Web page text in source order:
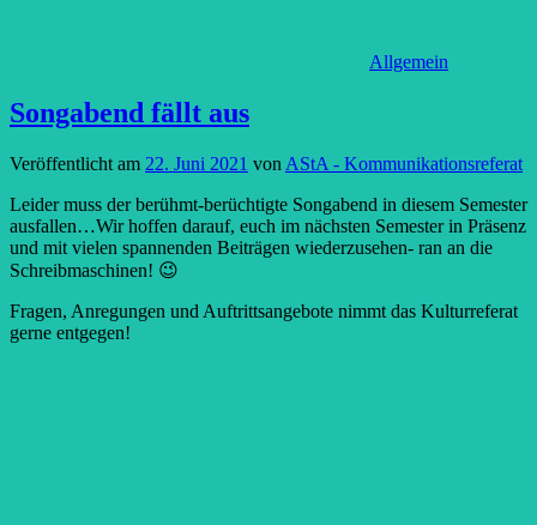
Allgemein
Songabend fällt aus
Veröffentlicht am 22. Juni 2021 von AStA - Kommunikationsreferat
Leider muss der berühmt-berüchtigte Songabend in diesem Semester
ausfallen…Wir hoffen darauf, euch im nächsten Semester in Präsenz
und mit vielen spannenden Beiträgen wiederzusehen- ran an die
Schreibmaschinen! 😉
Fragen, Anregungen und Auftrittsangebote nimmt das Kulturreferat
gerne entgegen!